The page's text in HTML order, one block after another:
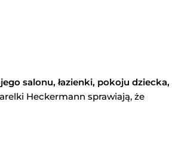
salonu, łazienki, pokoju dziecka,
Heckermann sprawiają, że